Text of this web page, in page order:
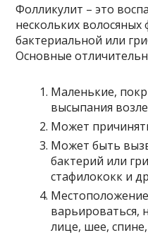
Фолликулит – это
нескольких
бактериальной или
Основные
Маленькие,
высыпания
Может
Может быть
бактерий или
стафилококк и
варьироваться,
лице, шее,